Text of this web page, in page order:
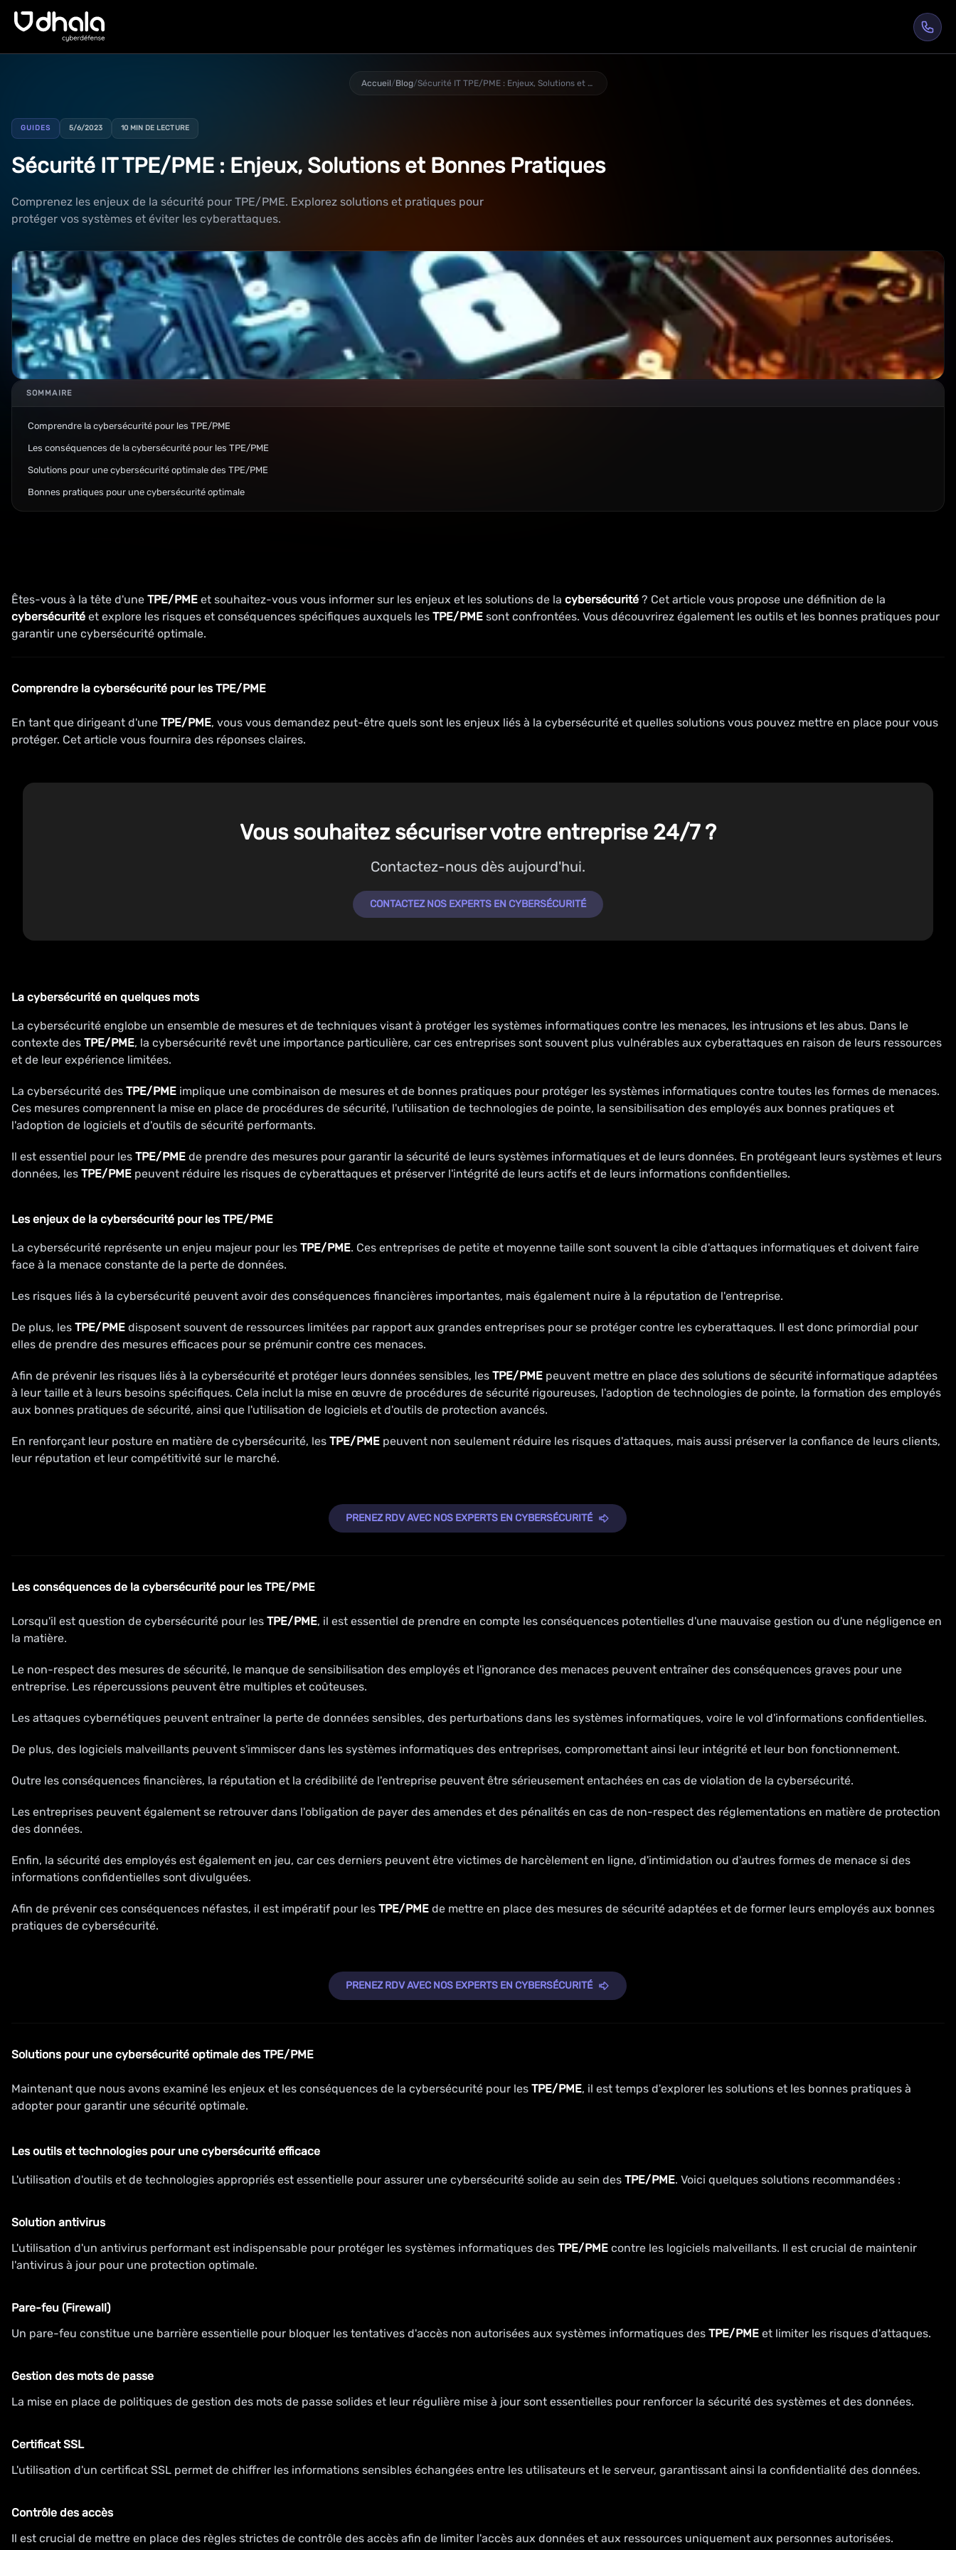
Accueil/Blog/ Sécurité IT TPE/PME : Enjeux, Solutions et Bonnes Pratiques
GUIDES 5/6/2023 10 MIN DE LECTURE
Sécurité IT TPE/PME : Enjeux, Solutions et Bonnes Pratiques
Comprenez les enjeux de la sécurité pour TPE/PME. Explorez solutions et pratiques pour
protéger vos systèmes et éviter les cyberattaques.
SOMMAIRE
Comprendre la cybersécurité pour les TPE/PME
Les conséquences de la cybersécurité pour les TPE/PME
Solutions pour une cybersécurité optimale des TPE/PME
Bonnes pratiques pour une cybersécurité optimale
Êtes-vous à la tête d'une TPE/PME et souhaitez-vous vous informer sur les enjeux et les solutions de la cybersécurité ? Cet article vous propose une définition de la
cybersécurité et explore les risques et conséquences spécifiques auxquels les TPE/PME sont confrontées. Vous découvrirez également les outils et les bonnes pratiques pour
garantir une cybersécurité optimale.
Comprendre la cybersécurité pour les TPE/PME
En tant que dirigeant d'une TPE/PME, vous vous demandez peut-être quels sont les enjeux liés à la cybersécurité et quelles solutions vous pouvez mettre en place pour vous
protéger. Cet article vous fournira des réponses claires.
Vous souhaitez sécuriser votre entreprise 24/7 ?
Contactez-nous dès aujourd'hui.
CONTACTEZ NOS EXPERTS EN CYBERSÉCURITÉ
La cybersécurité en quelques mots
La cybersécurité englobe un ensemble de mesures et de techniques visant à protéger les systèmes informatiques contre les menaces, les intrusions et les abus. Dans le
contexte des TPE/PME, la cybersécurité revêt une importance particulière, car ces entreprises sont souvent plus vulnérables aux cyberattaques en raison de leurs ressources
et de leur expérience limitées.
La cybersécurité des TPE/PME implique une combinaison de mesures et de bonnes pratiques pour protéger les systèmes informatiques contre toutes les formes de menaces.
Ces mesures comprennent la mise en place de procédures de sécurité, l'utilisation de technologies de pointe, la sensibilisation des employés aux bonnes pratiques et
l'adoption de logiciels et d'outils de sécurité performants.
Il est essentiel pour les TPE/PME de prendre des mesures pour garantir la sécurité de leurs systèmes informatiques et de leurs données. En protégeant leurs systèmes et leurs
données, les TPE/PME peuvent réduire les risques de cyberattaques et préserver l'intégrité de leurs actifs et de leurs informations confidentielles.
Les enjeux de la cybersécurité pour les TPE/PME
La cybersécurité représente un enjeu majeur pour les TPE/PME. Ces entreprises de petite et moyenne taille sont souvent la cible d'attaques informatiques et doivent faire
face à la menace constante de la perte de données.
Les risques liés à la cybersécurité peuvent avoir des conséquences financières importantes, mais également nuire à la réputation de l'entreprise.
De plus, les TPE/PME disposent souvent de ressources limitées par rapport aux grandes entreprises pour se protéger contre les cyberattaques. Il est donc primordial pour
elles de prendre des mesures efficaces pour se prémunir contre ces menaces.
Afin de prévenir les risques liés à la cybersécurité et protéger leurs données sensibles, les TPE/PME peuvent mettre en place des solutions de sécurité informatique adaptées
à leur taille et à leurs besoins spécifiques. Cela inclut la mise en œuvre de procédures de sécurité rigoureuses, l'adoption de technologies de pointe, la formation des employés
aux bonnes pratiques de sécurité, ainsi que l'utilisation de logiciels et d'outils de protection avancés.
En renforçant leur posture en matière de cybersécurité, les TPE/PME peuvent non seulement réduire les risques d'attaques, mais aussi préserver la confiance de leurs clients,
leur réputation et leur compétitivité sur le marché.
PRENEZ RDV AVEC NOS EXPERTS EN CYBERSÉCURITÉ
Les conséquences de la cybersécurité pour les TPE/PME
Lorsqu'il est question de cybersécurité pour les TPE/PME, il est essentiel de prendre en compte les conséquences potentielles d'une mauvaise gestion ou d'une négligence en
la matière.
Le non-respect des mesures de sécurité, le manque de sensibilisation des employés et l'ignorance des menaces peuvent entraîner des conséquences graves pour une
entreprise. Les répercussions peuvent être multiples et coûteuses.
Les attaques cybernétiques peuvent entraîner la perte de données sensibles, des perturbations dans les systèmes informatiques, voire le vol d'informations confidentielles.
De plus, des logiciels malveillants peuvent s'immiscer dans les systèmes informatiques des entreprises, compromettant ainsi leur intégrité et leur bon fonctionnement.
Outre les conséquences financières, la réputation et la crédibilité de l'entreprise peuvent être sérieusement entachées en cas de violation de la cybersécurité.
Les entreprises peuvent également se retrouver dans l'obligation de payer des amendes et des pénalités en cas de non-respect des réglementations en matière de protection
des données.
Enfin, la sécurité des employés est également en jeu, car ces derniers peuvent être victimes de harcèlement en ligne, d'intimidation ou d'autres formes de menace si des
informations confidentielles sont divulguées.
Afin de prévenir ces conséquences néfastes, il est impératif pour les TPE/PME de mettre en place des mesures de sécurité adaptées et de former leurs employés aux bonnes
pratiques de cybersécurité.
PRENEZ RDV AVEC NOS EXPERTS EN CYBERSÉCURITÉ
Solutions pour une cybersécurité optimale des TPE/PME
Maintenant que nous avons examiné les enjeux et les conséquences de la cybersécurité pour les TPE/PME, il est temps d'explorer les solutions et les bonnes pratiques à
adopter pour garantir une sécurité optimale.
Les outils et technologies pour une cybersécurité efficace
L'utilisation d'outils et de technologies appropriés est essentielle pour assurer une cybersécurité solide au sein des TPE/PME. Voici quelques solutions recommandées :
Solution antivirus
L'utilisation d'un antivirus performant est indispensable pour protéger les systèmes informatiques des TPE/PME contre les logiciels malveillants. Il est crucial de maintenir
l'antivirus à jour pour une protection optimale.
Pare-feu (Firewall)
Un pare-feu constitue une barrière essentielle pour bloquer les tentatives d'accès non autorisées aux systèmes informatiques des TPE/PME et limiter les risques d'attaques.
Gestion des mots de passe
La mise en place de politiques de gestion des mots de passe solides et leur régulière mise à jour sont essentielles pour renforcer la sécurité des systèmes et des données.
Certificat SSL
L'utilisation d'un certificat SSL permet de chiffrer les informations sensibles échangées entre les utilisateurs et le serveur, garantissant ainsi la confidentialité des données.
Contrôle des accès
Il est crucial de mettre en place des règles strictes de contrôle des accès afin de limiter l'accès aux données et aux ressources uniquement aux personnes autorisées.